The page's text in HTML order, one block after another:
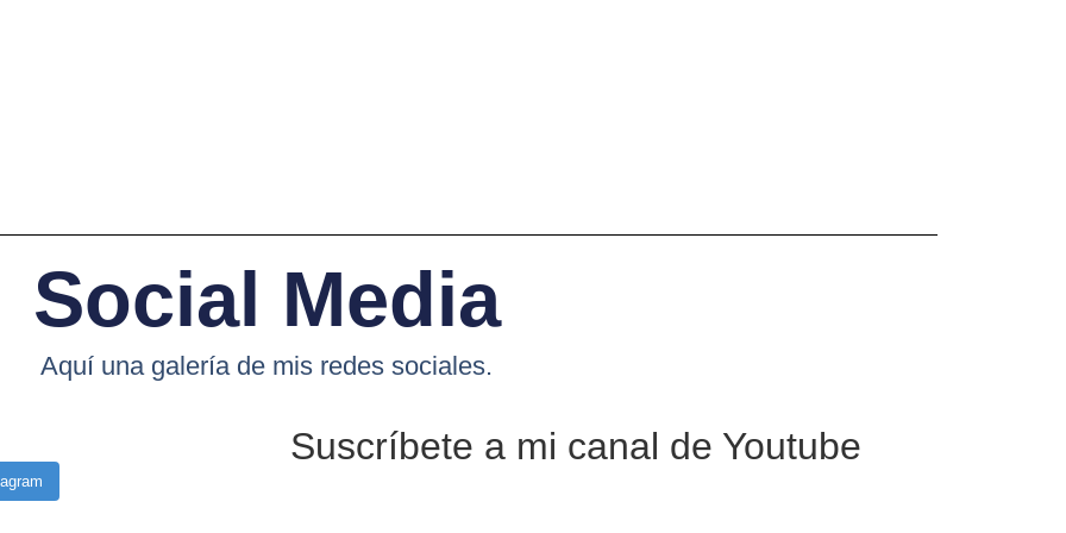
Social Media
Aquí una galería de mis redes sociales.
Suscríbete a mi canal de Youtube